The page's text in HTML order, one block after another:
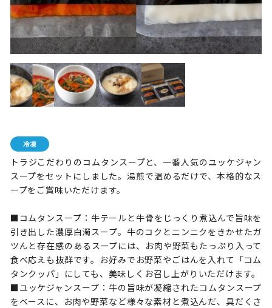
トラジこだわりのコムタンスープと、一番人気のユッケジャン
スープをセットにしました。湯煎で温めるだけで、本格的なス
ープをご賞味いただけます。
■コムタンスープ：牛テールと牛骨をじっくり煮込んで旨味を
引き出した濃厚白濁スープ。牛のコクとニンニクをきかせたガ
ツんと存在感のあるスープには、お肉や野菜もたっぷり入って
食べ応えも抜群です。お好みでお野菜やごはんを入れて「コム
タンクッパ」にしても、美味しくお召し上がりいただけます。
■ユッケジャンスープ：牛の旨味が凝縮されたコムタンスープ
をベースに、お肉や野菜など様々な素材と煮込んだ、具だくさ